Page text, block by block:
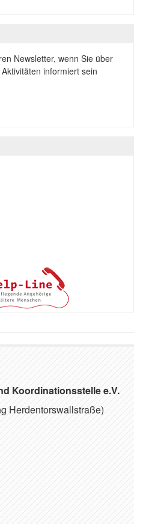
Newsletter, wenn Sie über
informiert sein
Koordinationsstelle e.V.
Herdentorswallstraße)